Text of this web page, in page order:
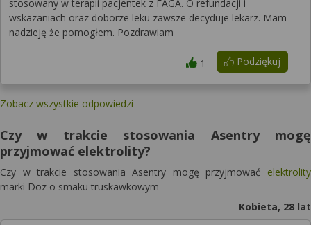
stosowany w terapii pacjentek z FAGA. O refundacji i
wskazaniach oraz doborze leku zawsze decyduje lekarz. Mam
nadzieję że pomogłem. Pozdrawiam
Podziękuj
1
Zobacz wszystkie odpowiedzi
Czy w trakcie stosowania Asentry mogę
przyjmować elektrolity?
Czy w trakcie stosowania Asentry mogę przyjmować elektrolity
marki Doz o smaku truskawkowym
Kobieta, 28 lat